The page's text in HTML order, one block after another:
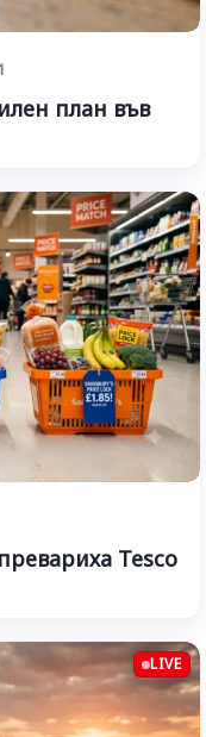
план във
Tesco
LIVE